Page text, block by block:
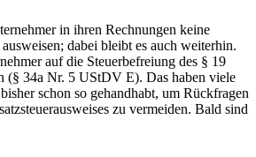
in ihren Rechnungen keine
dabei bleibt es auch weiterhin.
auf die Steuerbefreiung des § 19
(§ 34a Nr. 5 UStDV E). Das haben viele
schon so gehandhabt, um Rückfragen
zu vermeiden. Bald sind